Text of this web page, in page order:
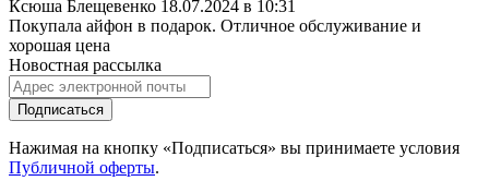
Ксюша Блещевенко 18.07.2024 в 10:31
Покупала айфон в подарок. Отличное обслуживание и
хорошая цена
Новостная рассылка
Подписаться
Нажимая на кнопку «Подписаться» вы принимаете условия
Публичной оферты.